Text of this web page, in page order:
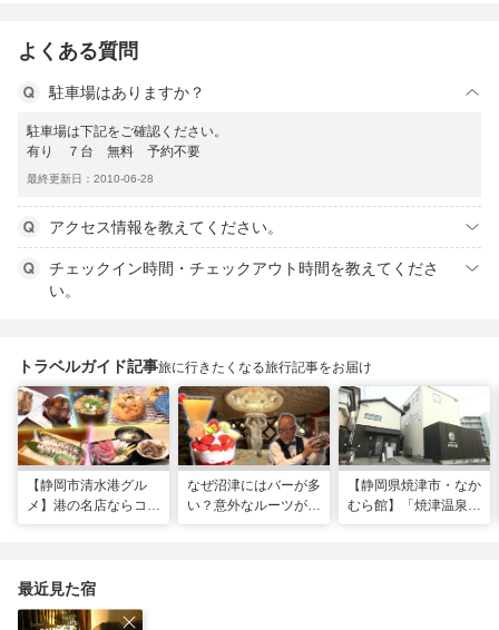
よくある質問
駐車場はありますか？
駐車場は下記をご確認ください。
有り ７台 無料 予約不要
最終更新日：2010-06-28
アクセス情報を教えてください。
チェックイン時間・チェックアウト時間を教えてくださ
い。
トラベルガイド記事旅に行きたくなる旅行記事をお届け
【静岡市清水港グル
メ】港の名店ならコ
なぜ沼津にはバーが多
い？意外なルーツがわ
【静岡県焼津市・なか
むら館】「焼津温泉」
最近見た宿